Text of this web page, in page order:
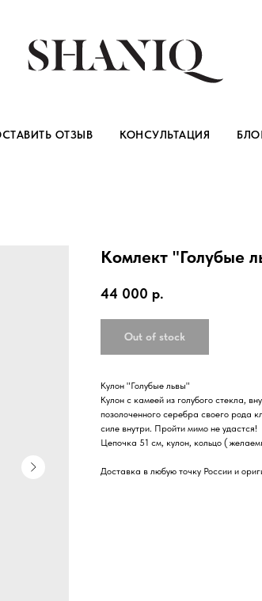
ОТЗЫВ КОНСУЛЬТАЦИЯ
Комлект "Голубые
44 000 р.
Out of stock
Кулон "Голубые львы"
Кулон с камеей из голубого стекла,
позолоченного серебра своего рода
силе внутри. Пройти мимо не удастся!
Цепочка 51 см, кулон, кольцо (
Доставка в любую точку России и